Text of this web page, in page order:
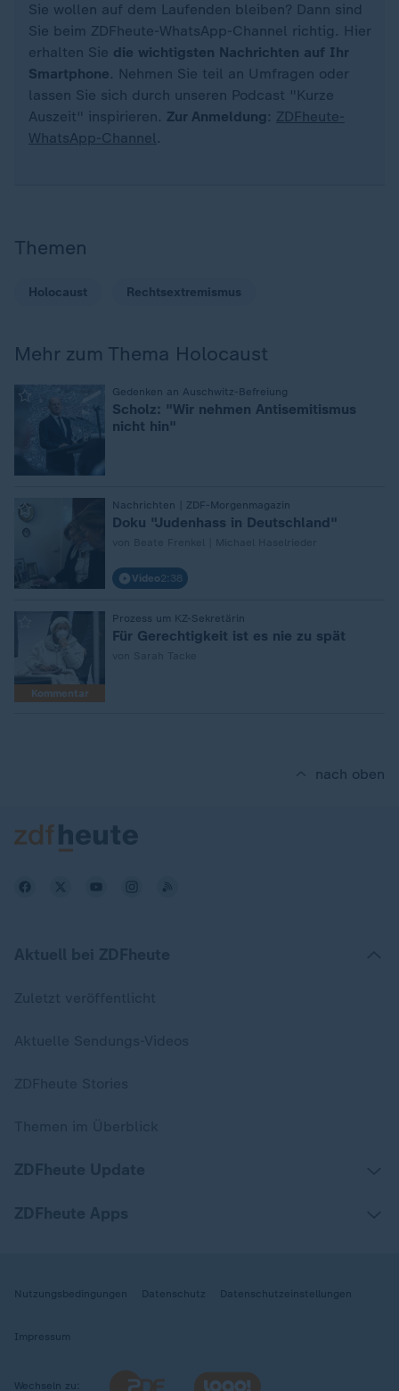
Sie wollen auf dem Laufenden bleiben? Dann sind
Sie beim ZDFheute-WhatsApp-Channel richtig. Hier
erhalten Sie die wichtigsten Nachrichten auf Ihr
Smartphone. Nehmen Sie teil an Umfragen oder
lassen Sie sich durch unseren Podcast "Kurze
Auszeit" inspirieren. Zur Anmeldung : ZDFheute-
WhatsApp-Channel.
Themen
Holocaust Rechtsextremismus
Mehr zum Thema Holocaust
Gedenken an Auschwitz-Befreiung
Scholz: "Wir nehmen Antisemitismus
nicht hin"
Nachrichten | ZDF-Morgenmagazin
Doku "Judenhass in Deutschland"
Video2:38
Kommentar
Prozess um KZ-Sekretärin
Für Gerechtigkeit ist es nie zu spät
nach oben
Nutzungsbedingungen Datenschutz Datenschutzeinstellungen
Impressum
Wechseln zu: